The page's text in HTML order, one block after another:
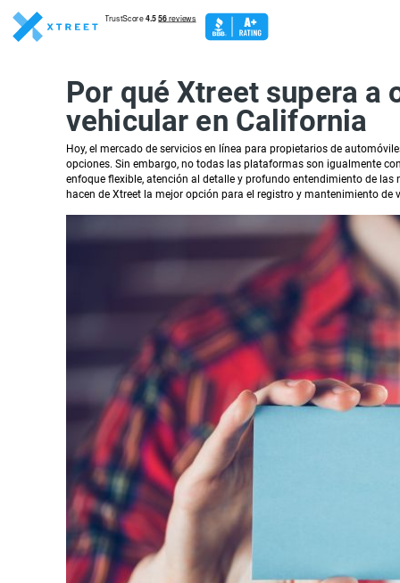
Por qué Xtreet supera
vehicular en California
Hoy, el mercado de servicios en línea para propietarios de
opciones. Sin embargo, no todas las plataformas son igualmente
enfoque flexible, atención al detalle y profundo entendimiento de
hacen de Xtreet la mejor opción para el registro y mantenimiento de